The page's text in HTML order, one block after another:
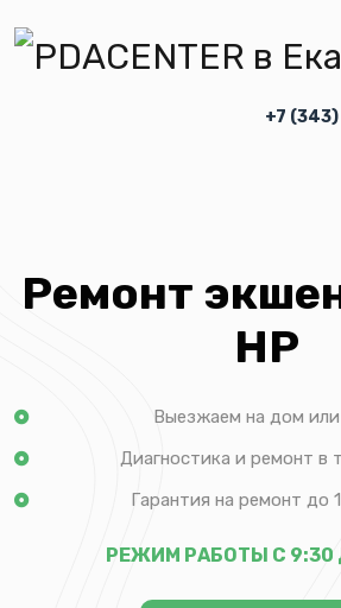
+7
Ремонт
HP
Выезжаем на дом
Диагностика и ремонт в
Гарантия на ремонт до
РЕЖИМ РАБОТЫ С 9:30